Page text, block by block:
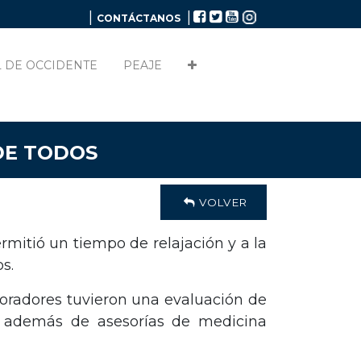
CONTÁCTANOS
DE OCCIDENTE PEAJE
TODOS
VOLVER
un tiempo de relajación y a la
tuvieron una evaluación de
de asesorías de medicina